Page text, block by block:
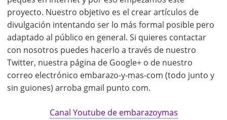
proyecto. Nuestro objetivo es el crear artículos de
divulgación intentando ser lo más formal posible pero
adaptado al público en general. Si quieres contactar
con nosotros puedes hacerlo a través de nuestro
Twitter, nuestra página de Google+ o de nuestro
correo electrónico embarazo-y-mas-com (todo junto y
sin guiones) arroba gmail punto com.
Canal Youtube de embarazoymas